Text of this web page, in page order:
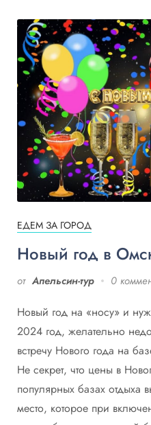
ЕДЕМ ЗА ГОРОД
Новый год в
от Апельсин-тур 0
Новый год на «носу» и
2024 год, желательно
встречу Нового года на
Не секрет, что цены в
популярных базах отдыха
место, которое при